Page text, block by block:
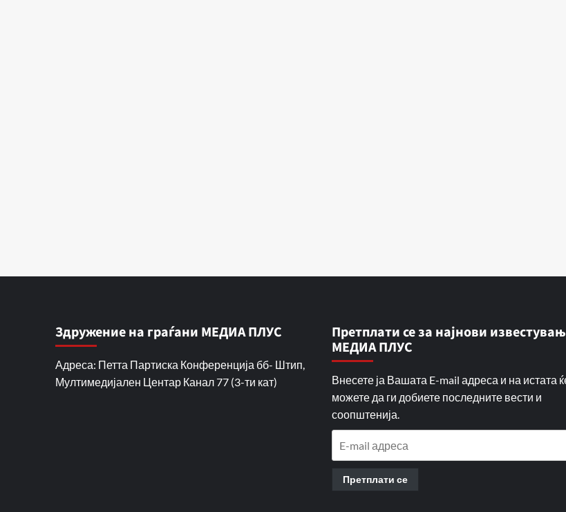
Здружение на граѓани МЕДИА ПЛУС
Адреса: Петта Партиска Конференција бб- Штип,
Мултимедијален Центар Канал 77 (3-ти кат)
Претплати се за најнови
МЕДИА ПЛУС
Внесете ја Вашата E-mail адреса и на истата
можете да ги добиете последните вести и
соопштенија.
Претплати се